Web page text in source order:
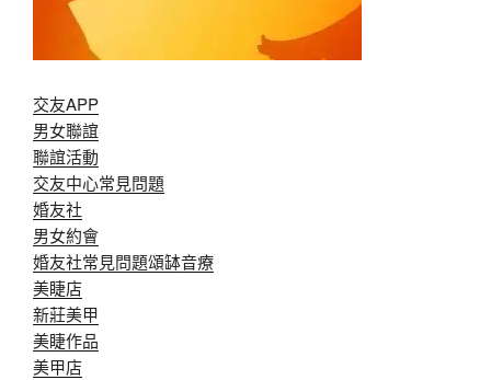
交友APP
男女聯誼
聯誼活動
交友中心常見問題
婚友社
男女約會
婚友社常見問題頌缽音療
美睫店
新莊美甲
美睫作品
美甲店